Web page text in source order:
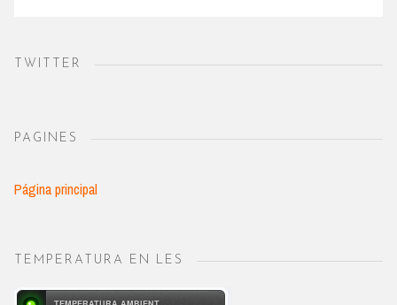
TWITTER
PAGINES
Página principal
TEMPERATURA EN LES